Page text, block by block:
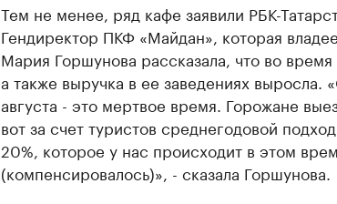
Тем не менее, ряд кафе заявили РБК-
Гендиректор ПКФ «Майдан», которая
Мария Горшунова рассказала, что во
а также выручка в ее заведениях выросла.
августа - это мертвое время. Горожане
вот за счет туристов среднегодовой
20%, которое у нас происходит в этом
(компенсировалось)», - сказала Горшунова.